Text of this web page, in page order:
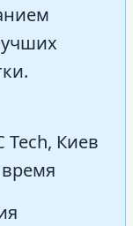
Tech, Киев